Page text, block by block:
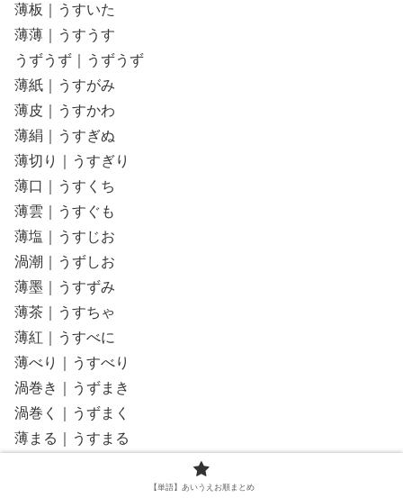
薄板｜うすいた
薄薄｜うすうす
うずうず｜うずうず
薄紙｜うすがみ
薄皮｜うすかわ
薄絹｜うすぎぬ
薄切り｜うすぎり
薄口｜うすくち
薄雲｜うすぐも
薄塩｜うすじお
渦潮｜うずしお
薄墨｜うすずみ
薄茶｜うすちゃ
薄紅｜うすべに
薄べり｜うすべり
渦巻き｜うずまき
渦巻く｜うずまく
薄まる｜うすまる
【単語】あいうえお順まとめ